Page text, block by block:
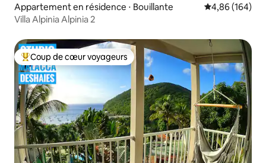
Appartement en résidence ⋅ Bouillante Évaluation
4,86 (164)
Villa Alpinia Alpinia 2
Coups de cœur voyageurs les plus appréciés
Coup de cœur voyageurs